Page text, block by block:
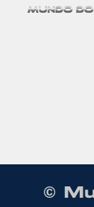
©